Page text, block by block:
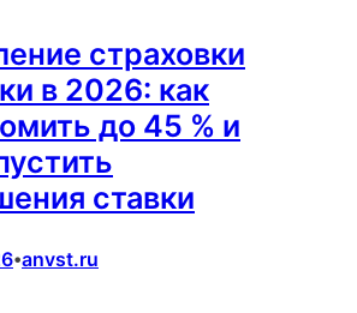
страховки
в 2026: как
до 45 % и
ставки
•anvst.ru